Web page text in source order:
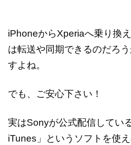
iPhoneからXperiaへ乗り換
は転送や同期できるのだろ
すよね。
でも、ご安心下さい！
実はSonyが公式配信してい
iTunes」というソフトを使え